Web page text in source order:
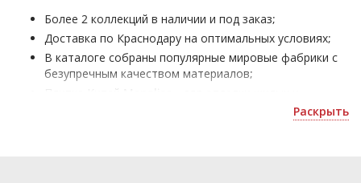
Более 2 коллекций в наличии и под заказ;
Доставка по Краснодару на оптимальных условиях;
В каталоге собраны популярные мировые фабрики с
безупречным качеством материалов;
Раскрыть